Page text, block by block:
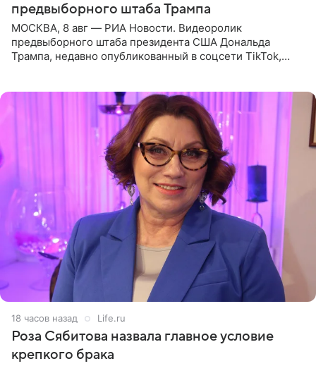
предвыборного штаба Трампа
МОСКВА, 8 авг — РИА Новости. Видеоролик
предвыборного штаба президента США Дональда
Трампа, недавно опубликованный в соцсети TikTok,
18 часов назад Life.ru
Роза Сябитова назвала главное условие
крепкого брака